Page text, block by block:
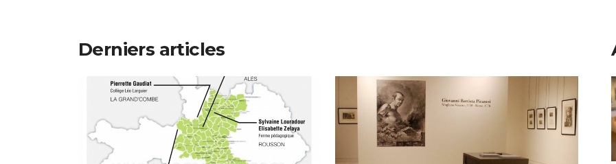
Derniers articles